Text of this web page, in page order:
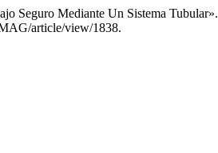
Seguro Mediante Un Sistema Tubular».
article/view/1838.